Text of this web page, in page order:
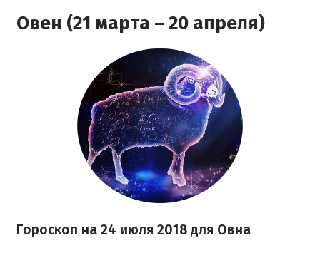
Овен (21 марта – 20 апреля)
Гороскоп на 24 июля 2018 для Овна